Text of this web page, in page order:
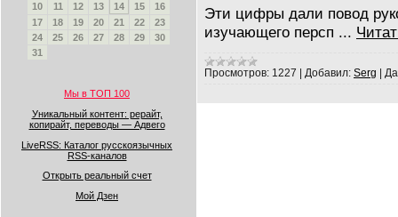
10
11 12 13 14 15
16
17
18 19 20 21 22
23
24
25 26 27 28 29
30
31
Мы в ТОП 100
Уникальный контент: рерайт,
копирайт, переводы — Адвего
LiveRSS: Каталог русскоязычных
RSS-каналов
Открыть реальный счет
Мой Дзен
Эти цифры дали повод
изучающего персп ...
Просмотров: 1227 Добавил: Serg